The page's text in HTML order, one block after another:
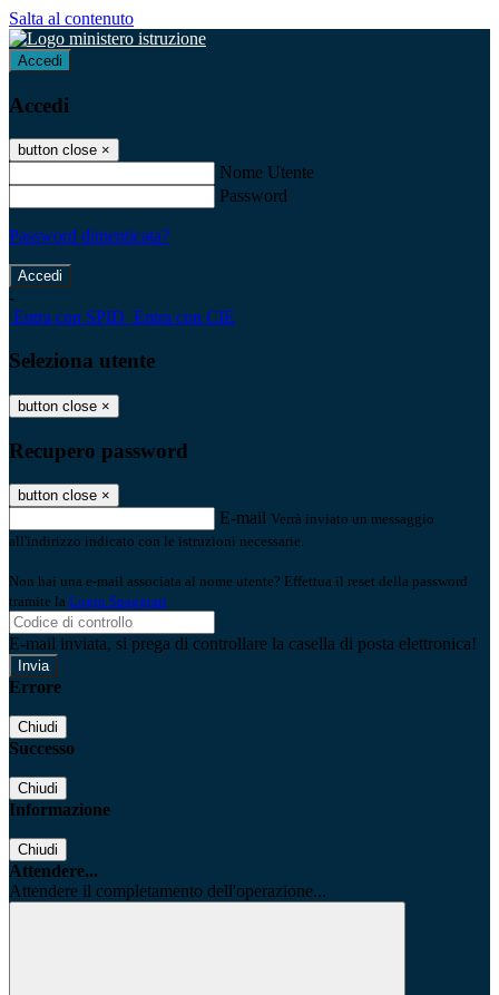
Salta al contenuto
Accedi
Accedi
button close ×
Nome Utente
Password
Password dimenticata?
-
Entra con SPID Entra con CIE
Seleziona utente
button close ×
Recupero password
button close ×
E-mail Verrà inviato un messaggio
all'indirizzo indicato con le istruzioni necessarie.
Non hai una e-mail associata al nome utente? Effettua il reset della password
tramite la Login Spaggiari
E-mail inviata, si prega di controllare la casella di posta elettronica!
Errore
Chiudi
Successo
Chiudi
Informazione
Chiudi
Attendere...
Attendere il completamento dell'operazione...